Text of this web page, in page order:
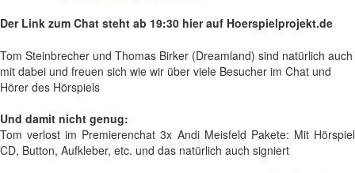
Der Link zum Chat steht ab 19:30 hier auf Hoerspielprojekt.de
Tom Steinbrecher und Thomas Birker (Dreamland) sind natürlich auch
mit dabei und freuen sich wie wir über viele Besucher im Chat und
Hörer des Hörspiels
Und damit nicht genug:
Tom verlost im Premierenchat 3x Andi Meisfeld Pakete: Mit Hörspiel
CD, Button, Aufkleber, etc. und das natürlich auch signiert